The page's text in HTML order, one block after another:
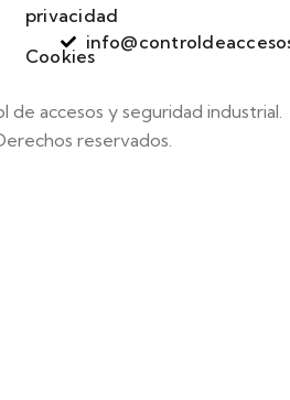
privacidad
Cookies
accesos y seguridad industrial.
reservados.